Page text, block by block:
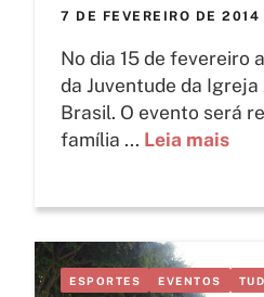
7 DE FEVEREIRO DE 2014
No dia 15 de fevereiro
da Juventude da
Brasil. O evento será
família ... Leia mais
ESPORTES EVENTOS